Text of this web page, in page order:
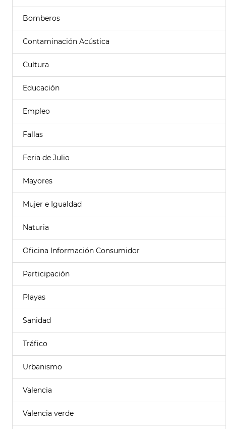
Bomberos
Contaminación Acústica
Cultura
Educación
Empleo
Fallas
Feria de Julio
Mayores
Mujer e Igualdad
Naturia
Oficina Información Consumidor
Participación
Playas
Sanidad
Tráfico
Urbanismo
Valencia
Valencia verde